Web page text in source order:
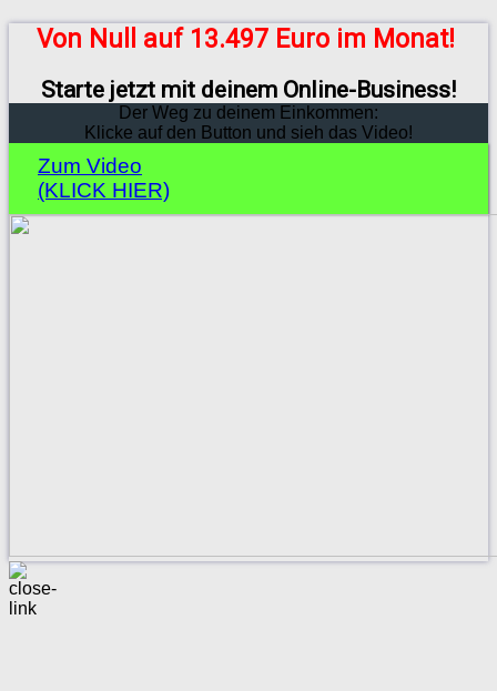
Von Null auf 13.497 Euro im Monat!
Starte jetzt mit deinem Online-Business!
Der Weg zu deinem Einkommen:
Klicke auf den Button und sieh das Video!
Zum Video
(KLICK HIER)